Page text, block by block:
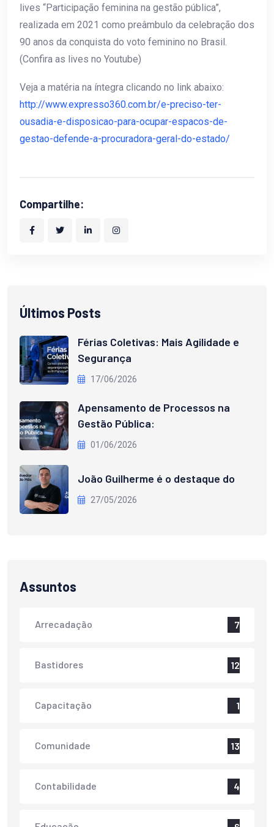
lives “Participação feminina na gestão pública”,
realizada em 2021 como preâmbulo da celebração dos
90 anos da conquista do voto feminino no Brasil.
(Confira as lives no Youtube)
Veja a matéria na íntegra clicando no link abaixo:
http://www.expresso360.com.br/e-preciso-ter-
ousadia-e-disposicao-para-ocupar-espacos-de-
gestao-defende-a-procuradora-geral-do-estado/
Compartilhe:
Últimos Posts
Férias Coletivas: Mais Agilidade e
Segurança
17/06/2026
Apensamento de Processos na
Gestão Pública:
01/06/2026
João Guilherme é o destaque do
27/05/2026
Assuntos
Arrecadação 7
Bastidores 12
Capacitação 1
Comunidade 13
Contabilidade 4